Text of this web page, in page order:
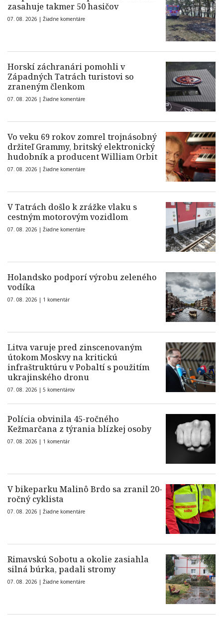
zasahuje takmer 50 hasičov
07. 08. 2026 | Žiadne komentáre
Horskí záchranári pomohli v
Západných Tatrách turistovi so
zraneným členkom
07. 08. 2026 | Žiadne komentáre
Vo veku 69 rokov zomrel trojnásobný
držiteľ Grammy, britský elektronický
hudobník a producent William Orbit
07. 08. 2026 | Žiadne komentáre
V Tatrách došlo k zrážke vlaku s
cestným motorovým vozidlom
07. 08. 2026 | Žiadne komentáre
Holandsko podporí výrobu zeleného
vodíka
07. 08. 2026 | 1 komentár
Litva varuje pred zinscenovaným
útokom Moskvy na kritickú
infraštruktúru v Pobaltí s použitím
ukrajinského dronu
07. 08. 2026 | 5 komentárov
Polícia obvinila 45-ročného
Kežmarčana z týrania blízkej osoby
07. 08. 2026 | 1 komentár
V bikeparku Malinô Brdo sa zranil 20-
ročný cyklista
07. 08. 2026 | Žiadne komentáre
Rimavskú Sobotu a okolie zasiahla
silná búrka, padali stromy
07. 08. 2026 | Žiadne komentáre